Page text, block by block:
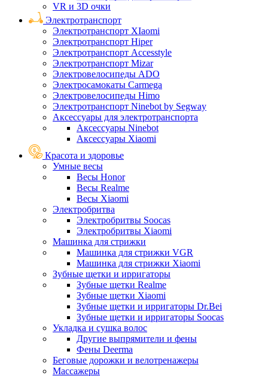
VR и 3D очки
Электротранспорт
Электротранспорт XIaomi
Электротранспорт Hiper
Электротранспорт Accesstyle
Электротранспорт Mizar
Электровелосипеды ADO
Электросамокаты Carmega
Электровелосипеды Himo
Электротранспорт Ninebot by Segway
Аксессуары для электротранспорта
Аксессуары Ninebot
Аксессуары Xiaomi
Красота и здоровье
Умные весы
Весы Honor
Весы Realme
Весы Xiaomi
Электробритва
Электробритвы Soocas
Электробритвы Xiaomi
Машинка для стрижки
Машинка для стрижки VGR
Машинка для стрижки Xiaomi
Зубные щетки и ирригаторы
Зубные щетки Realme
Зубные щетки Xiaomi
Зубные щетки и ирригаторы Dr.Bei
Зубные щетки и ирригаторы Soocas
Укладка и сушка волос
Другие выпрямители и фены
Фены Deerma
Беговые дорожки и велотренажеры
Массажеры